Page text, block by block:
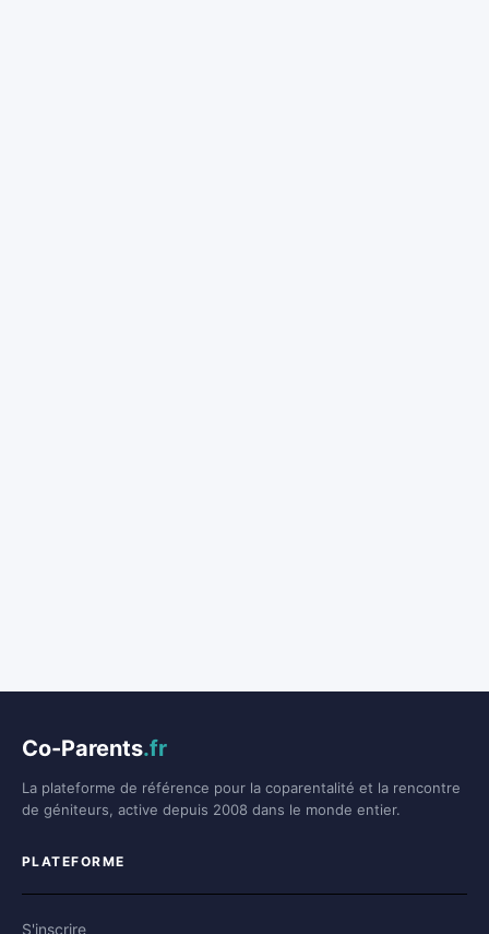
Co-Parents.fr
La plateforme de référence pour la coparentalité et la rencontre
de géniteurs, active depuis 2008 dans le monde entier.
PLATEFORME
S'inscrire